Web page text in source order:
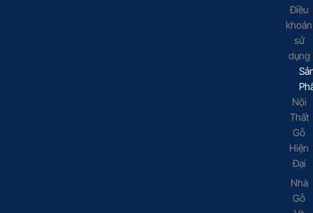
Điều
khoản
sử
dụng
Nội
Thất
Gỗ
Hiện
Đại
Nhà
Gỗ